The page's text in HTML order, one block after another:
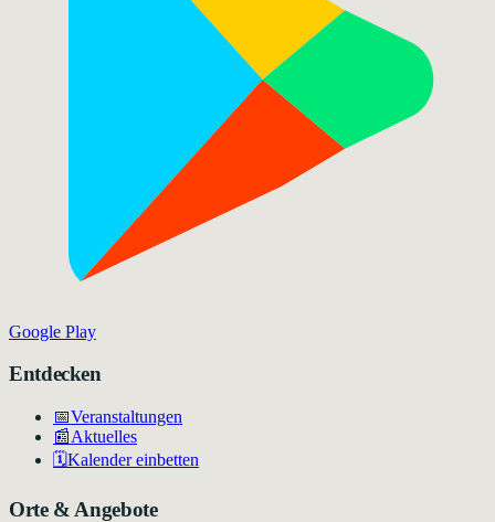
Google Play
Entdecken
📅Veranstaltungen
📰Aktuelles
🗓️Kalender einbetten
Orte & Angebote